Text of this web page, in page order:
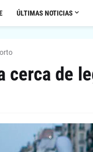
ÚLTIMAS NOTICIAS
cerca de